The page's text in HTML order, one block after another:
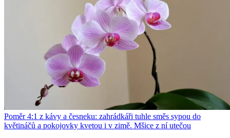
Poměr 4:1 z kávy a česneku: zahrádkáři tuhle směs sypou do
květináčů a pokojovky kvetou i v zimě. Mšice z ní utečou